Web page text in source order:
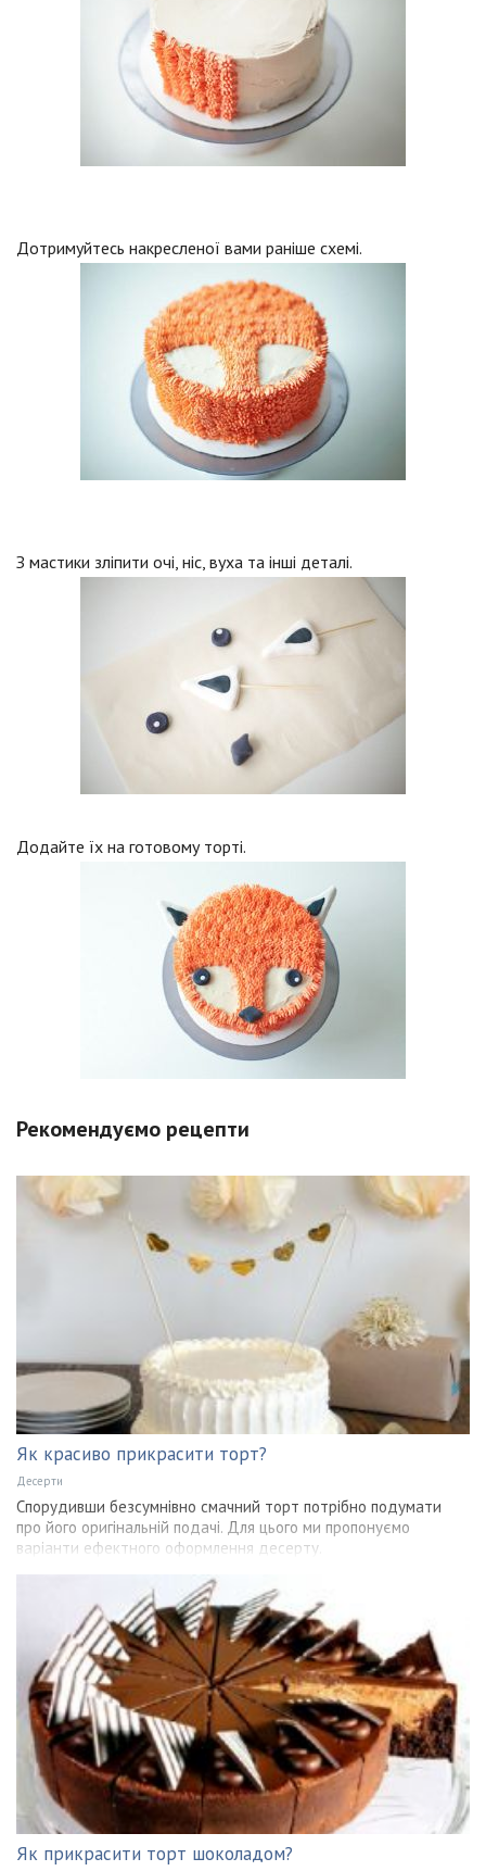
Дотримуйтесь накресленої вами раніше схемі.
З мастики зліпити очі, ніс, вуха та інші деталі.
Додайте їх на готовому торті.
Рекомендуємо рецепти
Як красиво прикрасити торт?
Десерти
Спорудивши безсумнівно смачний торт потрібно подумати
про його оригінальній подачі. Для цього ми пропонуємо
варіанти ефектного оформлення десерту.
Як прикрасити торт шоколадом?